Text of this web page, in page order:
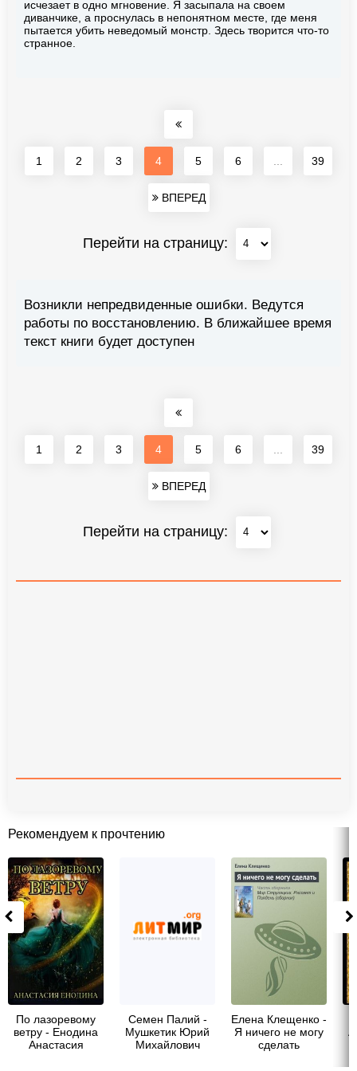
исчезает в одно мгновение. Я засыпала на своем
диванчике, а проснулась в непонятном месте, где меня
пытается убить неведомый монстр. Здесь творится что-то
странное.
1 2 3 4 5 6 39
ВПЕРЕД
Перейти на страницу:
Возникли непредвиденные ошибки. Ведутся
работы по восстановлению. В ближайшее время
текст книги будет доступен
1 2 3 4 5 6 39
ВПЕРЕД
Перейти на страницу:
Рекомендуем к прочтению
По лазоревому
ветру - Енодина
Анастасия
Семен Палий -
Мушкетик Юрий
Михайлович
Елена Клещенко -
Я ничего не могу
сделать